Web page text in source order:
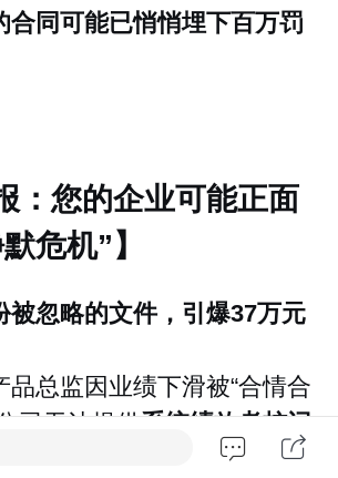
合同可能已悄悄埋下百万罚
：您的企业可能正面
危机”】
被忽略的文件，引爆37万元
品总监因业绩下滑被“合情合
司无法提供系统绩效考核记
，仲裁裁定为违法解除。裁